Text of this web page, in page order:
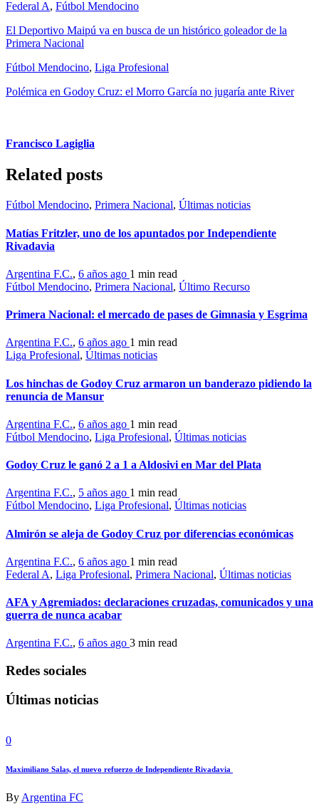
Federal A, Fútbol Mendocino
El Deportivo Maipú va en busca de un histórico goleador de la
Primera Nacional
Fútbol Mendocino, Liga Profesional
Polémica en Godoy Cruz: el Morro García no jugaría ante River
Francisco Lagiglia
Related posts
Fútbol Mendocino, Primera Nacional, Últimas noticias
Matías Fritzler, uno de los apuntados por Independiente
Rivadavia
Argentina F.C., 6 años ago 1 min read
Fútbol Mendocino, Primera Nacional, Último Recurso
Primera Nacional: el mercado de pases de Gimnasia y Esgrima
Argentina F.C., 6 años ago 1 min read
Liga Profesional, Últimas noticias
Los hinchas de Godoy Cruz armaron un banderazo pidiendo la
renuncia de Mansur
Argentina F.C., 6 años ago 1 min read
Fútbol Mendocino, Liga Profesional, Últimas noticias
Godoy Cruz le ganó 2 a 1 a Aldosivi en Mar del Plata
Argentina F.C., 5 años ago 1 min read
Fútbol Mendocino, Liga Profesional, Últimas noticias
Almirón se aleja de Godoy Cruz por diferencias económicas
Argentina F.C., 6 años ago 1 min read
Federal A, Liga Profesional, Primera Nacional, Últimas noticias
AFA y Agremiados: declaraciones cruzadas, comunicados y una
guerra de nunca acabar
Argentina F.C., 6 años ago 3 min read
Redes sociales
Últimas noticias
0
Maximiliano Salas, el nuevo refuerzo de Independiente Rivadavia
By Argentina FC